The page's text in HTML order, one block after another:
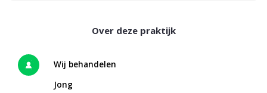
Wij behandelen
Jong